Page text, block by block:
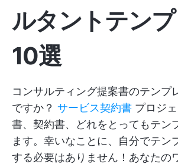
ルタントテン
10選
コンサルティング提案書のテンプ
ですか？ サービス契約書 プロジ
書、契約書、どれをとってもテン
ます。幸いなことに、自分でテン
する必要はありません！あなたの